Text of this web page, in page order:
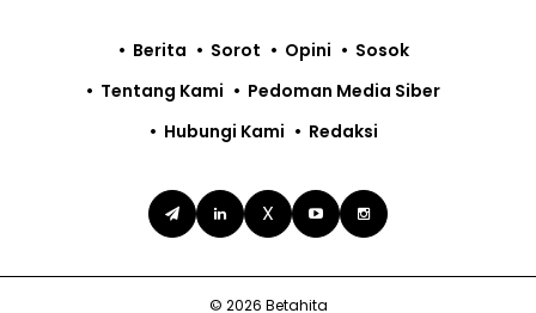
X
Berita Sorot Opini
Sosok
Tentang Kami
Pedoman Media Siber
Hubungi Kami
Redaksi
© 2026 Betahita